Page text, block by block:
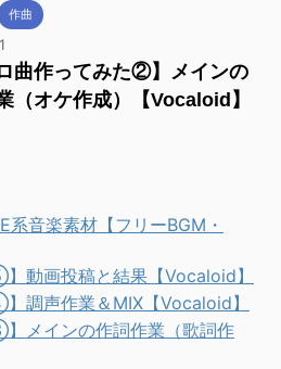
作曲
ロ曲作ってみた②】メインの
（オケ作成）【Vocaloid】
系音楽素材【フリーBGM・
動画投稿と結果【Vocaloid】
調声作業＆MIX【Vocaloid】
メインの作詞作業（歌詞作